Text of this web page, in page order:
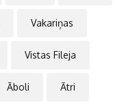
Vakariņas
Vistas Fileja
Āboli Ātri